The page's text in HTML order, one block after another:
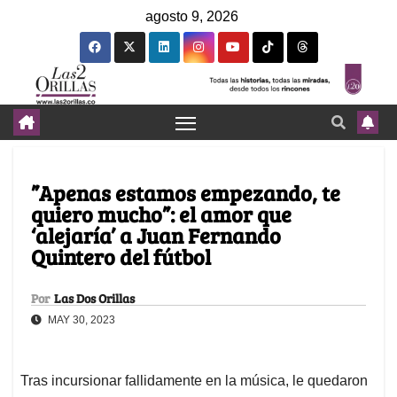
agosto 9, 2026
”Apenas estamos empezando, te
quiero mucho”: el amor que
‘alejaría’ a Juan Fernando
Quintero del fútbol
Por Las Dos Orillas
MAY 30, 2023
Tras incursionar fallidamente en la música, le quedaron